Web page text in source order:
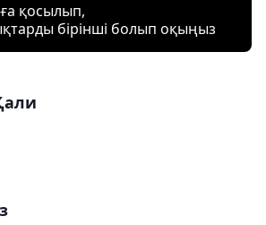
қосылып,
бірінші болып оқыңыз